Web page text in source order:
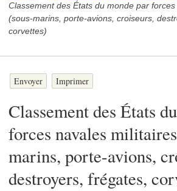
Classement des États du monde par
(sous-marins, porte-avions, croiseurs,
corvettes)
Envoyer Imprimer
Classement des États
forces navales
marins, porte-avions,
destroyers, frégates,